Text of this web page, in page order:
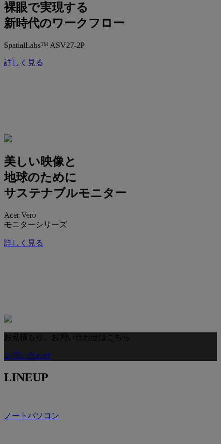
裸眼で実現する
新時代のワークフロー
SpatialLabs™ ASV27-2P
詳しく見る
美しい映像と
地球のために
サステナブルモニター
Acer Vero
モニターシリーズ
詳しく見る
お見積もり、お問い合わせはこちら
お問い合わせ
LINEUP
ノートパソコン